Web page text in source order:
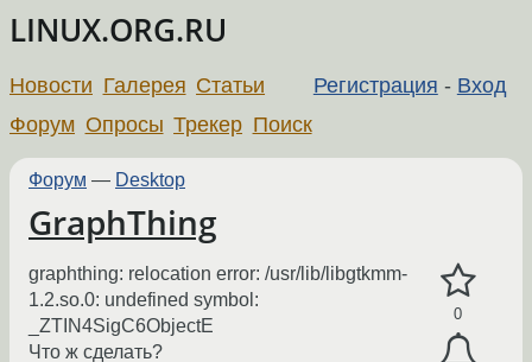
LINUX.ORG.RU
Регистрация - Вход
Новости Галерея Статьи
Форум Опросы Трекер Поиск
Форум — Desktop
GraphThing
0
graphthing: relocation error: /usr/lib/libgtkmm-
1.2.so.0: undefined symbol:
_ZTIN4SigC6ObjectE
Что ж сделать?